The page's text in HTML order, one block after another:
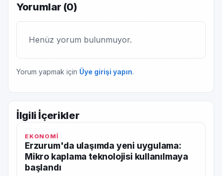
Yorumlar (0)
Henüz yorum bulunmuyor.
Yorum yapmak için Üye girişi yapın.
İlgili İçerikler
EKONOMİ
Erzurum'da ulaşımda yeni uygulama:
Mikro kaplama teknolojisi kullanılmaya
başlandı